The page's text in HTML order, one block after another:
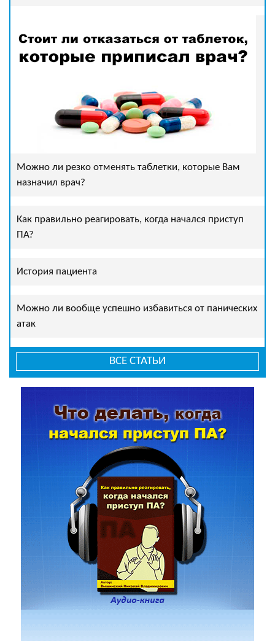
Можно ли резко отменять таблетки, которые Вам
назначил врач?
Как правильно реагировать, когда начался приступ
ПА?
История пациента
Можно ли вообще успешно избавиться от панических
атак
ВСЕ СТАТЬИ